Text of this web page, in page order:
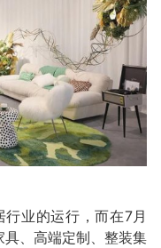
业的运行，而在7月
、高端定制、整装集